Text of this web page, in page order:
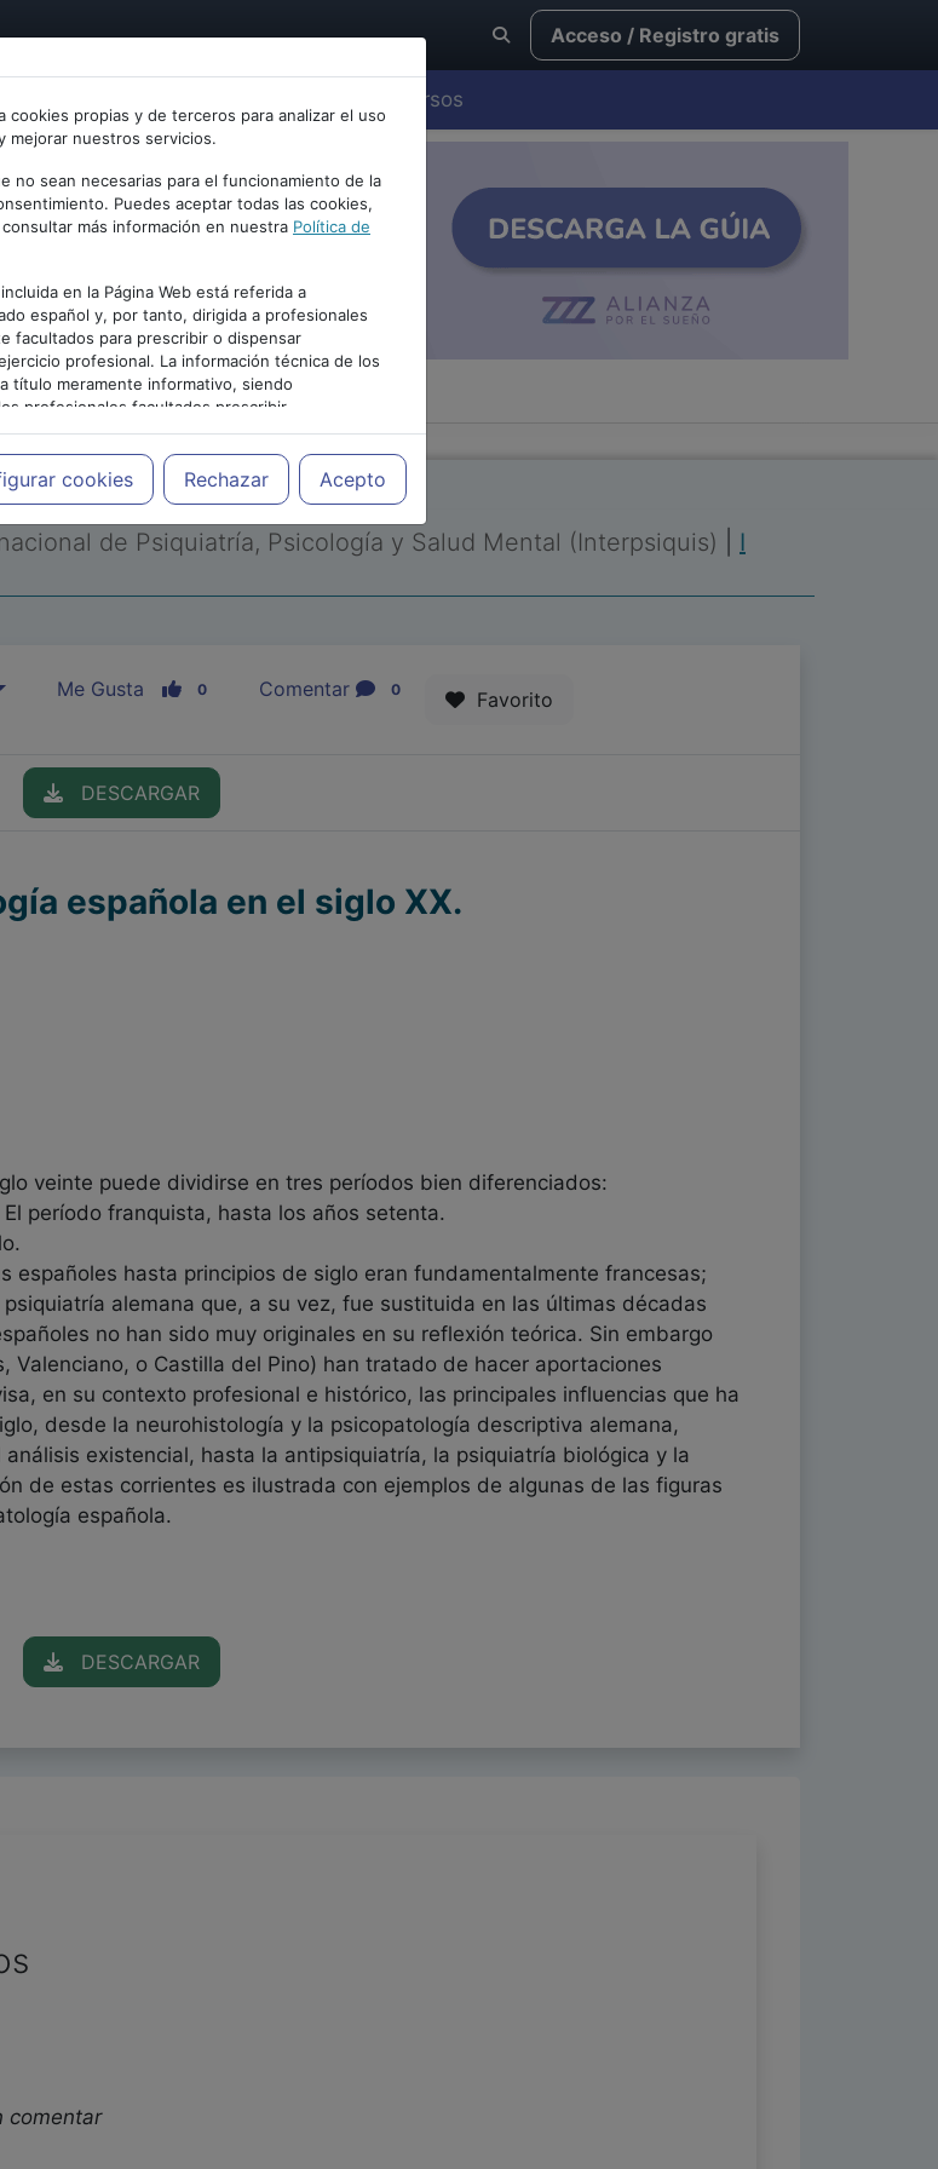
Acceso / Registro gratis
Cursos
cookies propias y de terceros para analizar el uso
mejorar nuestros servicios.
no sean necesarias para el funcionamiento de la
Puedes aceptar todas las cookies,
más información en nuestra Política de
en la Página Web está referida a
español y, por tanto, dirigida a profesionales
facultados para prescribir o dispensar
profesional. La información técnica de los
título meramente informativo, siendo
profesionales facultados prescribir
en cada caso concreto, el tratamiento más
del paciente.
cookies Rechazar Acepto
PUBLICIDAD
de Psiquiatría, Psicología y Salud Mental (Interpsiquis)
I
Me Gusta 0 Comentar 0 Favorito
DESCARGAR
española en el siglo XX.
veinte puede dividirse en tres períodos bien diferenciados:
período franquista, hasta los años setenta.
españoles hasta principios de siglo eran fundamentalmente francesas;
alemana que, a su vez, fue sustituida en las últimas décadas
no han sido muy originales en su reflexión teórica. Sin embargo
Valenciano, o Castilla del Pino) han tratado de hacer aportaciones
en su contexto profesional e histórico, las principales influencias que ha
desde la neurohistología y la psicopatología descriptiva alemana,
existencial, hasta la antipsiquiatría, la psiquiatría biológica y la
de estas corrientes es ilustrada con ejemplos de algunas de las figuras
española.
DESCARGAR
comentar